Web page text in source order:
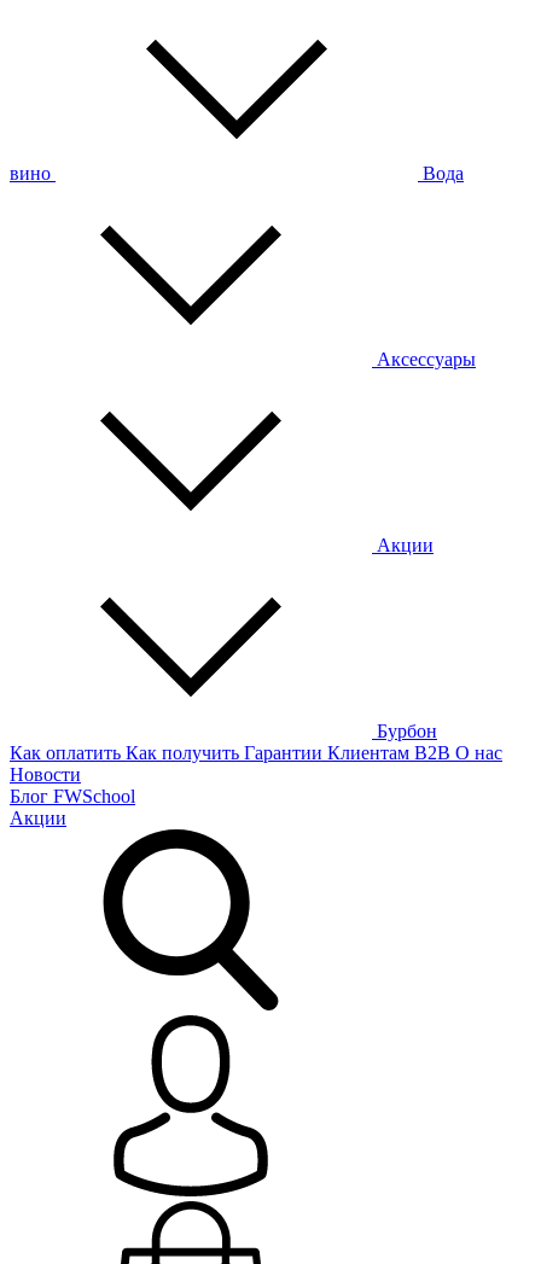
вино Вода
Аксессуары
Акции
Бурбон
Как оплатить Как получить Гарантии Клиентам B2B О нас
Новости
Блог FWSchool
Акции